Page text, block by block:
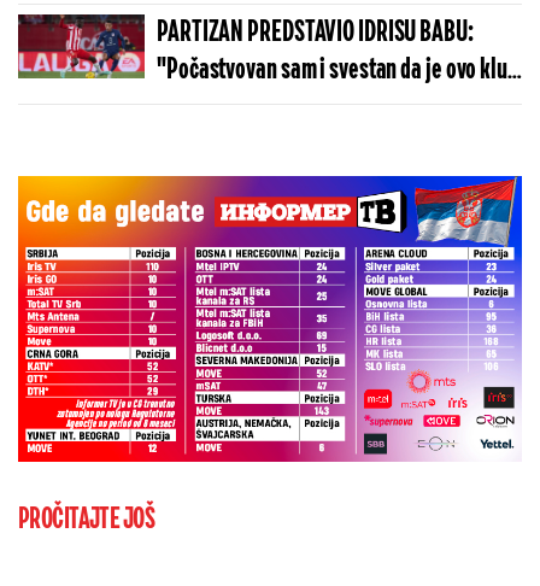
PARTIZAN PREDSTAVIO IDRISU BABU:
"Počastvovan sam i svestan da je ovo klub
sa velikom istorijom"
PROČITAJTE JOŠ